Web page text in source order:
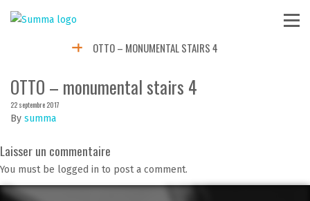
OTTO – MONUMENTAL STAIRS 4
OTTO – monumental stairs 4
22 septembre 2017
By summa
Laisser un commentaire
You must be logged in to post a comment.